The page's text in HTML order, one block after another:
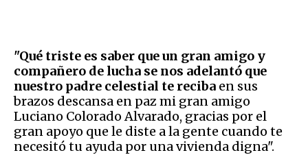
"Qué triste es saber que un gran amigo y
compañero de lucha se nos adelantó que
nuestro padre celestial te reciba en sus
brazos descansa en paz mi gran amigo
Luciano Colorado Alvarado, gracias por el
gran apoyo que le diste a la gente cuando te
necesitó tu ayuda por una vivienda digna".